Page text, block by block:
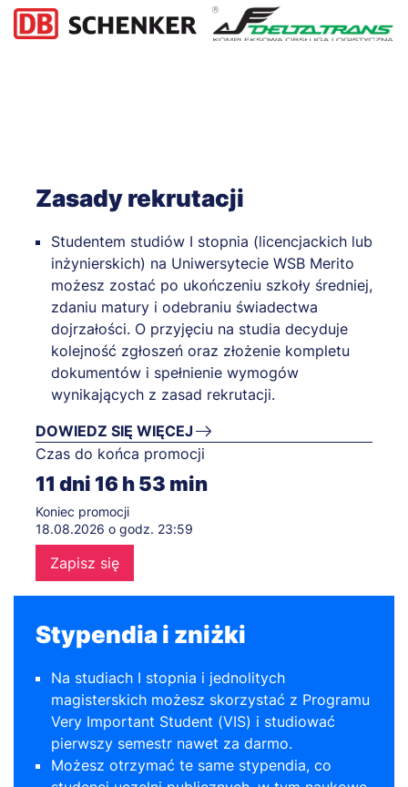
Zasady rekrutacji
Studentem studiów I stopnia (licencjackich lub
inżynierskich) na Uniwersytecie WSB Merito
możesz zostać po ukończeniu szkoły średniej,
zdaniu matury i odebraniu świadectwa
dojrzałości. O przyjęciu na studia decyduje
kolejność zgłoszeń oraz złożenie kompletu
dokumentów i spełnienie wymogów
wynikających z zasad rekrutacji.
DOWIEDZ SIĘ WIĘCEJ
Czas do końca promocji
11 dni 16h53 min
Koniec promocji
18.08.2026 o godz. 23:59
Zapisz się
Stypendia i zniżki
Na studiach I stopnia i jednolitych
magisterskich możesz skorzystać z Programu
Very Important Student (VIS) i studiować
pierwszy semestr nawet za darmo.
Możesz otrzymać te same stypendia, co